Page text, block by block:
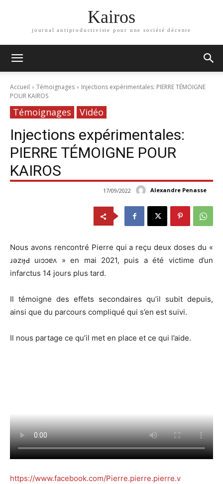
Kairos
journal antiproductiviste pour une société décente
Accueil Témoignages
Injections expérimentales: PIERRE TÉMOIGNE
POUR KAIROS
Témoignages Vidéo
Injections expérimentales:
PIERRE TÉMOIGNE POUR
KAIROS
Alexandre Penasse
17/09/2022
Nous avons rencontré Pierre qui a reçu deux doses du «
ɹǝzıɟԀ uıɔɔɐʌ » en mai 2021, puis a été victime d’un
infarctus 14 jours plus tard.
Il témoigne des effets secondaires qu’il subit depuis,
ainsi que du parcours compliqué qui s’en est suivi.
Il nous partage ce qu’il met en place et ce qui l’aide.
https://www.facebook.com/Pierre.pierre.pierre.v